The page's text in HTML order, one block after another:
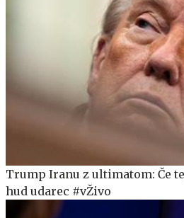
Trump Iranu z ultimatom: Če
hud udarec #vŽivo